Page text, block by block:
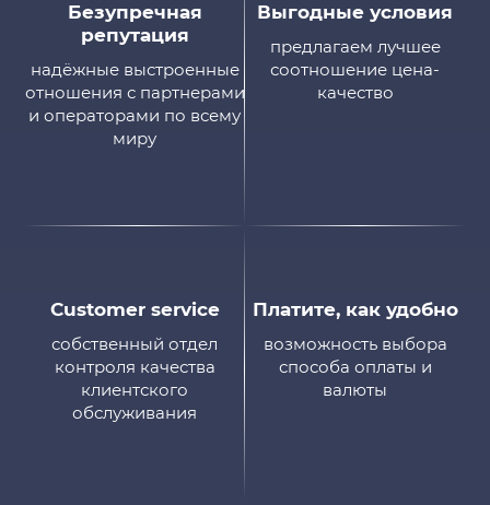
Безупречная
репутация
надёжные выстроенные
отношения с партнерами
и операторами по всему
миру
Выгодные условия
предлагаем лучшее
соотношение цена-
качество
Customer service
собственный отдел
контроля качества
клиентского
обслуживания
Платите, как удобно
возможность выбора
способа оплаты и
валюты